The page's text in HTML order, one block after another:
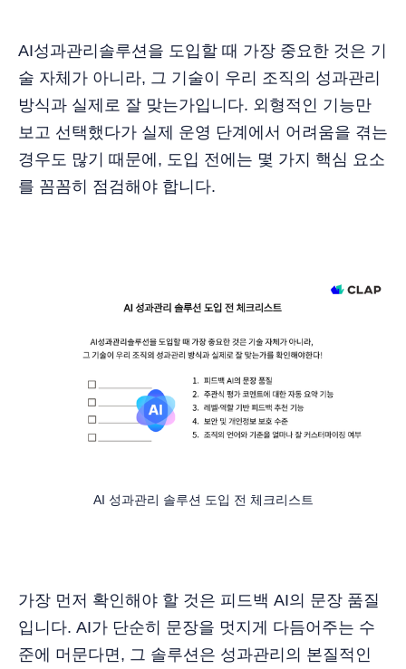
AI성과관리솔루션을 도입할 때 가장 중요한 것은 기
술 자체가 아니라, 그 기술이 우리 조직의 성과관리
방식과 실제로 잘 맞는가입니다. 외형적인 기능만
보고 선택했다가 실제 운영 단계에서 어려움을 겪는
경우도 많기 때문에, 도입 전에는 몇 가지 핵심 요소
를 꼼꼼히 점검해야 합니다.
AI 성과관리 솔루션 도입 전 체크리스트
가장 먼저 확인해야 할 것은 피드백 AI의 문장 품질
입니다. AI가 단순히 문장을 멋지게 다듬어주는 수
준에 머문다면, 그 솔루션은 성과관리의 본질적인